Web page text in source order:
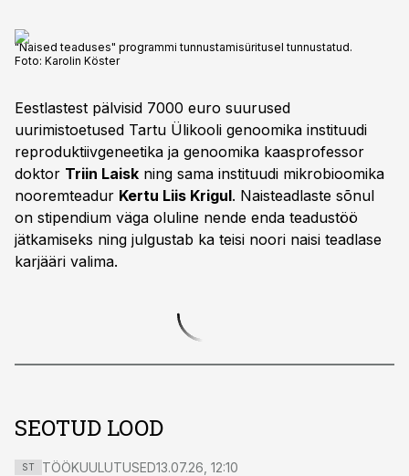
"Naised teaduses" programmi tunnustamisüritusel tunnustatud.
Foto: Karolin Köster
Eestlastest pälvisid 7000 euro suurused
uurimistoetused Tartu Ülikooli genoomika instituudi
reproduktiivgeneetika ja genoomika kaasprofessor
doktor Triin Laisk ning sama instituudi mikrobioomika
nooremteadur Kertu Liis Krigul. Naisteadlaste sõnul
on stipendium väga oluline nende enda teadustöö
jätkamiseks ning julgustab ka teisi noori naisi teadlase
karjääri valima.
SEOTUD LOOD
ST TÖÖKUULUTUSED13.07.26, 12:10